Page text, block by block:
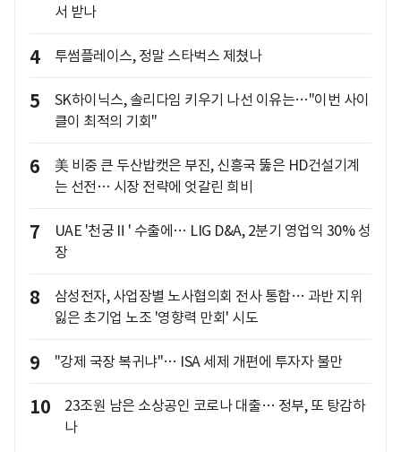
서 받나
4 투썸플레이스, 정말 스타벅스 제쳤나
5
SK하이닉스, 솔리다임 키우기 나선 이유는…"이번 사이
클이 최적의 기회"
6
美 비중 큰 두산밥캣은 부진, 신흥국 뚫은 HD건설기계
는 선전… 시장 전략에 엇갈린 희비
7
UAE '천궁Ⅱ' 수출에… LIG D&A, 2분기 영업익 30% 성
장
8
삼성전자, 사업장별 노사협의회 전사 통합… 과반 지위
잃은 초기업 노조 '영향력 만회' 시도
9 "강제 국장 복귀냐"… ISA 세제 개편에 투자자 불만
10
23조원 남은 소상공인 코로나 대출… 정부, 또 탕감하
나